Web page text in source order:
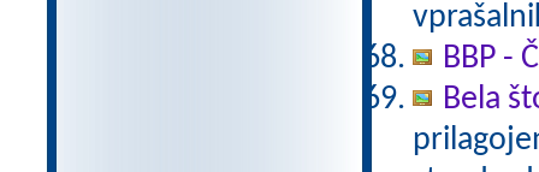
BBP -
Bela